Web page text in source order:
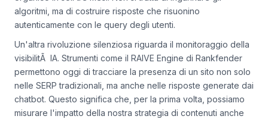
algoritmi, ma di costruire risposte che risuonino
autenticamente con le query degli utenti.
Un'altra rivoluzione silenziosa riguarda il monitoraggio della
visibilitÃ IA. Strumenti come il RAIVE Engine di Rankfender
permettono oggi di tracciare la presenza di un sito non solo
nelle SERP tradizionali, ma anche nelle risposte generate dai
chatbot. Questo significa che, per la prima volta, possiamo
misurare l'impatto della nostra strategia di contenuti anche